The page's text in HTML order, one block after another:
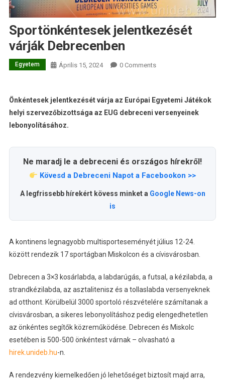
Sportönkéntesek jelentkezését
várják Debrecenben
Egyetem Április 15, 2024 0 Comments
Önkéntesek jelentkezését várja az Európai Egyetemi Játékok
helyi szervezőbizottsága az EUG debreceni versenyeinek
lebonyolításához.
Ne maradj le a debreceni és országos hírekről!
Kövesd a Debreceni Napot a Facebookon >>
A legfrissebb hírekért kövess minket a Google News-on
is
A kontinens legnagyobb multisporteseményét július 12-24.
között rendezik 17 sportágban Miskolcon és a cívisvárosban.
Debrecen a 3×3 kosárlabda, a labdarúgás, a futsal, a kézilabda, a
strandkézilabda, az asztalitenisz és a tollaslabda versenyeknek
ad otthont. Körülbelül 3000 sportoló részvételére számítanak a
cívisvárosban, a sikeres lebonyolításhoz pedig elengedhetetlen
az önkéntes segítők közreműködése. Debrecen és Miskolc
esetében is 500-500 önkéntest várnak – olvasható a
hirek.unideb.hu-n.
A rendezvény kiemelkedően jó lehetőséget biztosít majd arra,